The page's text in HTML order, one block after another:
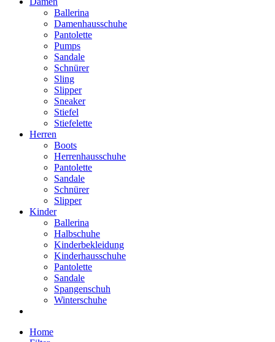
Ballerina
Damenhausschuhe
Pantolette
Pumps
Sandale
Schnürer
Sling
Slipper
Sneaker
Stiefel
Stiefelette
Herren
Boots
Herrenhausschuhe
Pantolette
Sandale
Schnürer
Slipper
Kinder
Ballerina
Halbschuhe
Kinderbekleidung
Kinderhausschuhe
Pantolette
Sandale
Spangenschuh
Winterschuhe
Home